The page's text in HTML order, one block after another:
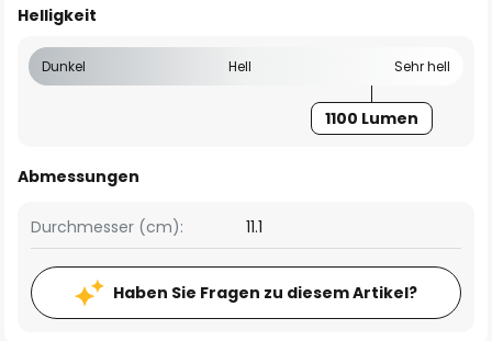
Helligkeit
Dunkel Hell Sehr hell
1100 Lumen
Abmessungen
Durchmesser (cm): 11.1
Haben Sie Fragen zu diesem Artikel?